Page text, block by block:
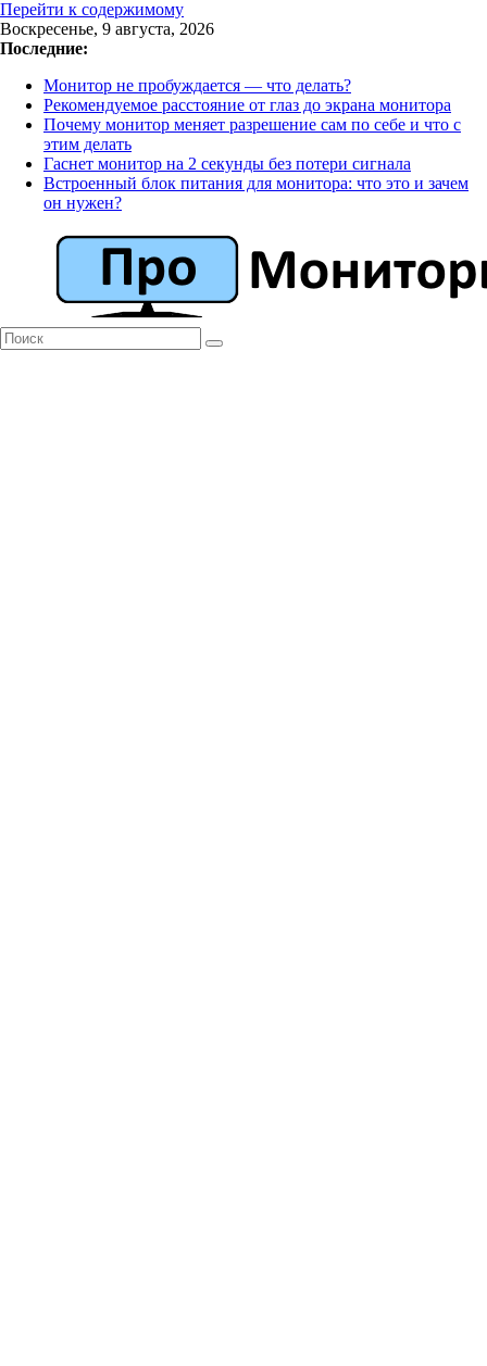
Перейти к содержимому
Воскресенье, 9 августа, 2026
Последние:
Монитор не пробуждается — что делать?
Рекомендуемое расстояние от глаз до экрана монитора
Почему монитор меняет разрешение сам по себе и что с
этим делать
Гаснет монитор на 2 секунды без потери сигнала
Встроенный блок питания для монитора: что это и зачем
он нужен?